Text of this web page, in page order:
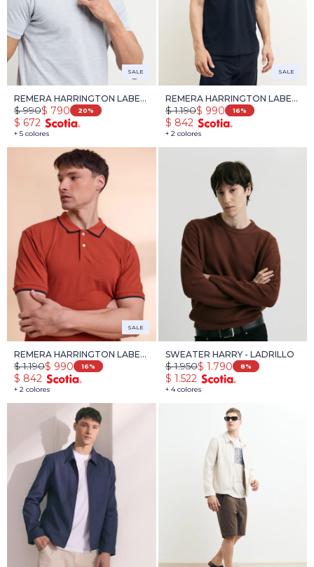
SALE
REMERA HARRINGTON LABEL
- GRIS MELANGE
+ 5 colores
$ 790
$ 990 20
$ 672
SALE
REMERA HARRINGTON LABEL
- AZUL OSCURO
+ 2 colores
$ 990
$ 1.190 16
$ 842
SALE
REMERA HARRINGTON LABEL
- ROJO
+ 2 colores
$ 990
$ 1.190 16
$ 842
SWEATER HARRY - LADRILLO
+ 4 colores
$ 1.790
$ 1.950 8
$ 1.522